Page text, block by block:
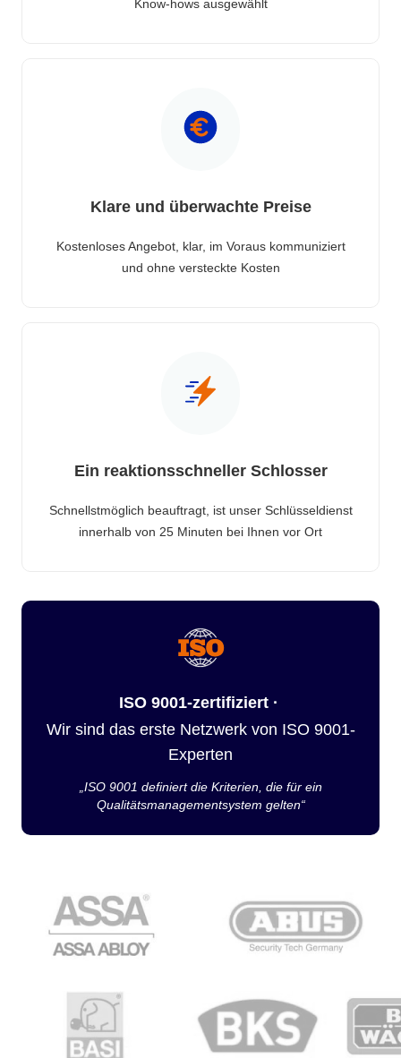
Know-hows ausgewählt
Klare und überwachte Preise
Kostenloses Angebot, klar, im Voraus kommuniziert
und ohne versteckte Kosten
Ein reaktionsschneller Schlosser
Schnellstmöglich beauftragt, ist unser Schlüsseldienst
innerhalb von 25 Minuten bei Ihnen vor Ort
ISO 9001-zertifiziert ·
Wir sind das erste Netzwerk von ISO 9001-
Experten
„ISO 9001 definiert die Kriterien, die für ein
Qualitätsmanagementsystem gelten“